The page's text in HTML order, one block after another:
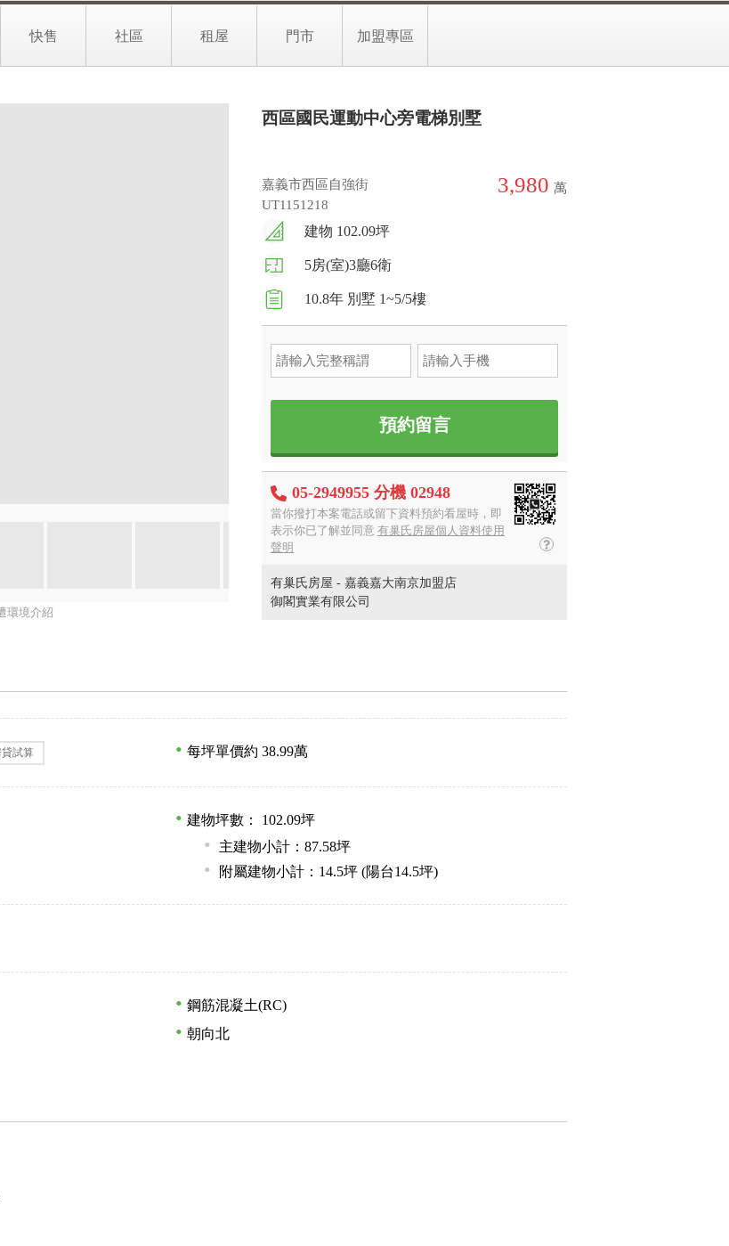
快售 社區 租屋 門市 加盟專區
環境介紹
西區國民運動中心旁電梯別墅
嘉義市西區自強街
UT1151218
3,980 萬
建物 102.09坪
5房(室)3廳6衛
10.8年 別墅 1~5/5樓
預約留言
05-2949955 分機 02948
當你撥打本案電話或留下資料預約看屋時，即
表示你已了解並同意 有巢氏房屋個人資料使用
聲明
有巢氏房屋 - 嘉義嘉大南京加盟店
御閣實業有限公司
貸試算 每坪單價約 38.99萬
建物坪數： 102.09坪
主建物小計：87.58坪
附屬建物小計：14.5坪 (陽台14.5坪)
鋼筋混凝土(RC)
朝向北